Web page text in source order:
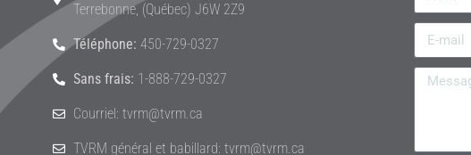
Terrebonne, (Québec) J6W 2Z9
Téléphone: 450-729-0327
Sans frais: 1-888-729-0327
Courriel: tvrm@tvrm.ca
TVRM général et babillard: tvrm@tvrm.ca